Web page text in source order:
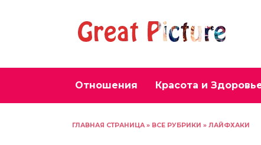
Отношения Красота и
ГЛАВНАЯ СТРАНИЦА » ВСЕ РУБРИКИ » ЛАЙФХАКИ